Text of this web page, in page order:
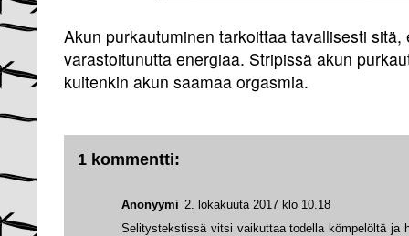
Akun purkautuminen tarkoittaa tavallisesti
varastoitunutta energiaa. Stripissä akun
kuitenkin akun saamaa orgasmia.
1 kommentti:
Anonyymi 2. lokakuuta 2017 klo 10.18
Selitystekstissä vitsi vaikuttaa todella kömpelöltä ja